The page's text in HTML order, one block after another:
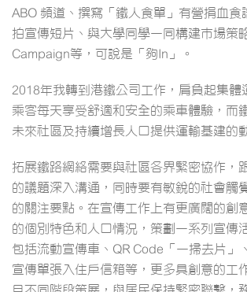
ABO 頻道、撰寫「鐵人食單」有營捐血食
拍宣傳短片、與大學同學一同構建市場策
Campaign等，可說是「夠In」。
2018年我轉到港鐵公司工作，肩負起集體
乘客每天享受舒適和安全的乘車體驗，而
未來社區及持續增長人口提供運輸基建的
拓展鐵路網絡需要與社區各界緊密協作，
的議題深入溝通，同時要有敏銳的社會觸
的關注要點。在宣傳工作上有更廣闊的創
的個別特色和人口情況，策劃一系列宣傳
包括流動宣傳車、QR Code「一掃去片」
宣傳單張入住戶信箱等，更多具創意的工